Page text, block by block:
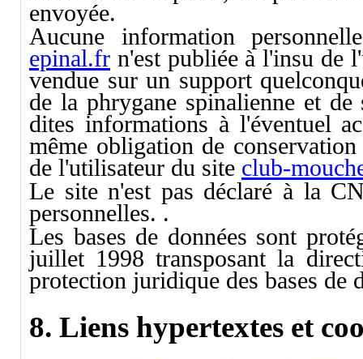
envoyée.
Aucune information
epinal.fr n'est publiée à l'insu de
vendue sur un support
de la phrygane spinalienne et
dites informations à l'éventuel
même obligation de
de l'utilisateur du site club-
Le site n'est pas déclaré à la
personnelles. .
Les bases de données sont
juillet 1998 transposant la
protection juridique des bases de
8. Liens hypertextes et